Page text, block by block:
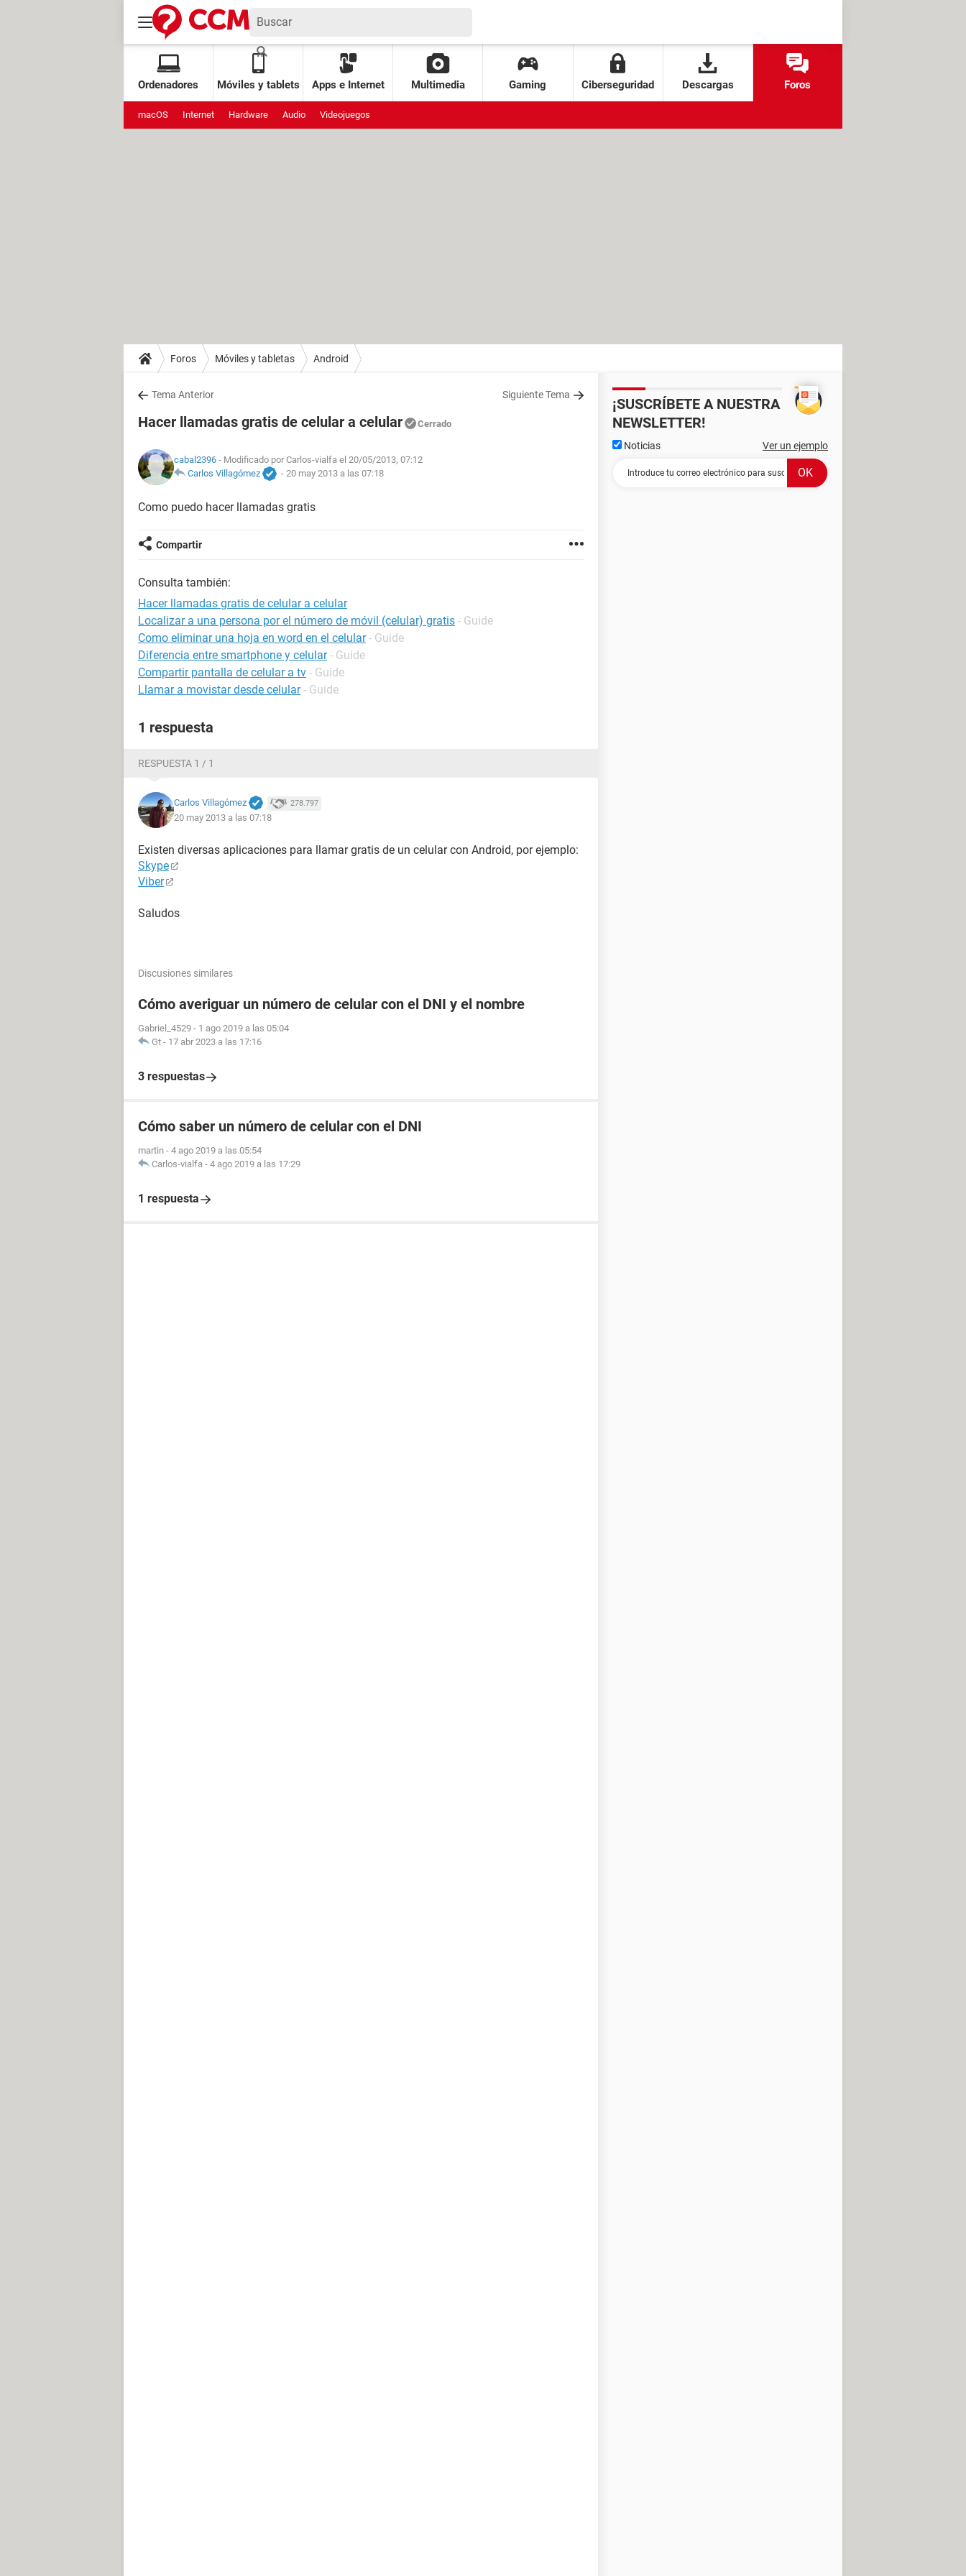
Ordenadores Móviles y tablets Apps e Internet Multimedia Gaming Ciberseguridad Descargas Foros
macOS Internet Hardware Audio Videojuegos
Foros Móviles y tabletas Android
Tema Anterior Siguiente Tema
Hacer llamadas gratis de celular a celular Cerrado
cabal2396 - Modificado por Carlos-vialfa el 20/05/2013, 07:12
Carlos Villagómez
- 20 may 2013 a las 07:18
Como puedo hacer llamadas gratis
Compartir
Consulta también:
Hacer llamadas gratis de celular a celular
Localizar a una persona por el número de móvil (celular) gratis - Guide
Como eliminar una hoja en word en el celular - Guide
Diferencia entre smartphone y celular - Guide
Compartir pantalla de celular a tv - Guide
Llamar a movistar desde celular - Guide
1 respuesta
RESPUESTA 1 / 1
Carlos Villagómez 278.797
20 may 2013 a las 07:18
Existen diversas aplicaciones para llamar gratis de un celular con Android, por ejemplo:
Skype
Viber
Saludos
Discusiones similares
Cómo averiguar un número de celular con el DNI y el nombre
Gabriel_4529 - 1 ago 2019 a las 05:04
Gt - 17 abr 2023 a las 17:16
3 respuestas
Cómo saber un número de celular con el DNI
martin - 4 ago 2019 a las 05:54
Carlos-vialfa - 4 ago 2019 a las 17:29
1 respuesta
¡SUSCRÍBETE A NUESTRA
NEWSLETTER!
Noticias Ver un ejemplo